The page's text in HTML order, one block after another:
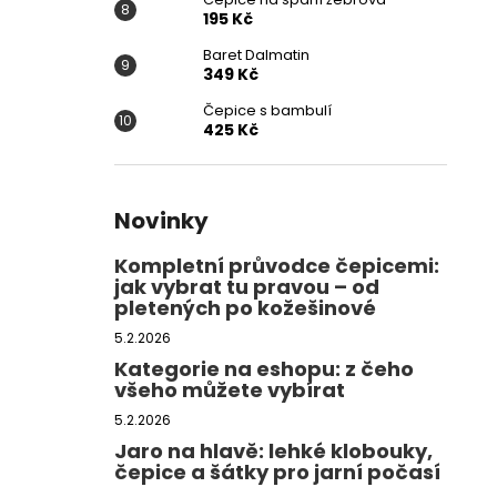
195 Kč
Baret Dalmatin
349 Kč
Čepice s bambulí
425 Kč
Novinky
Kompletní průvodce čepicemi:
jak vybrat tu pravou – od
pletených po kožešinové
5.2.2026
Kategorie na eshopu: z čeho
všeho můžete vybírat
5.2.2026
Jaro na hlavě: lehké klobouky,
čepice a šátky pro jarní počasí